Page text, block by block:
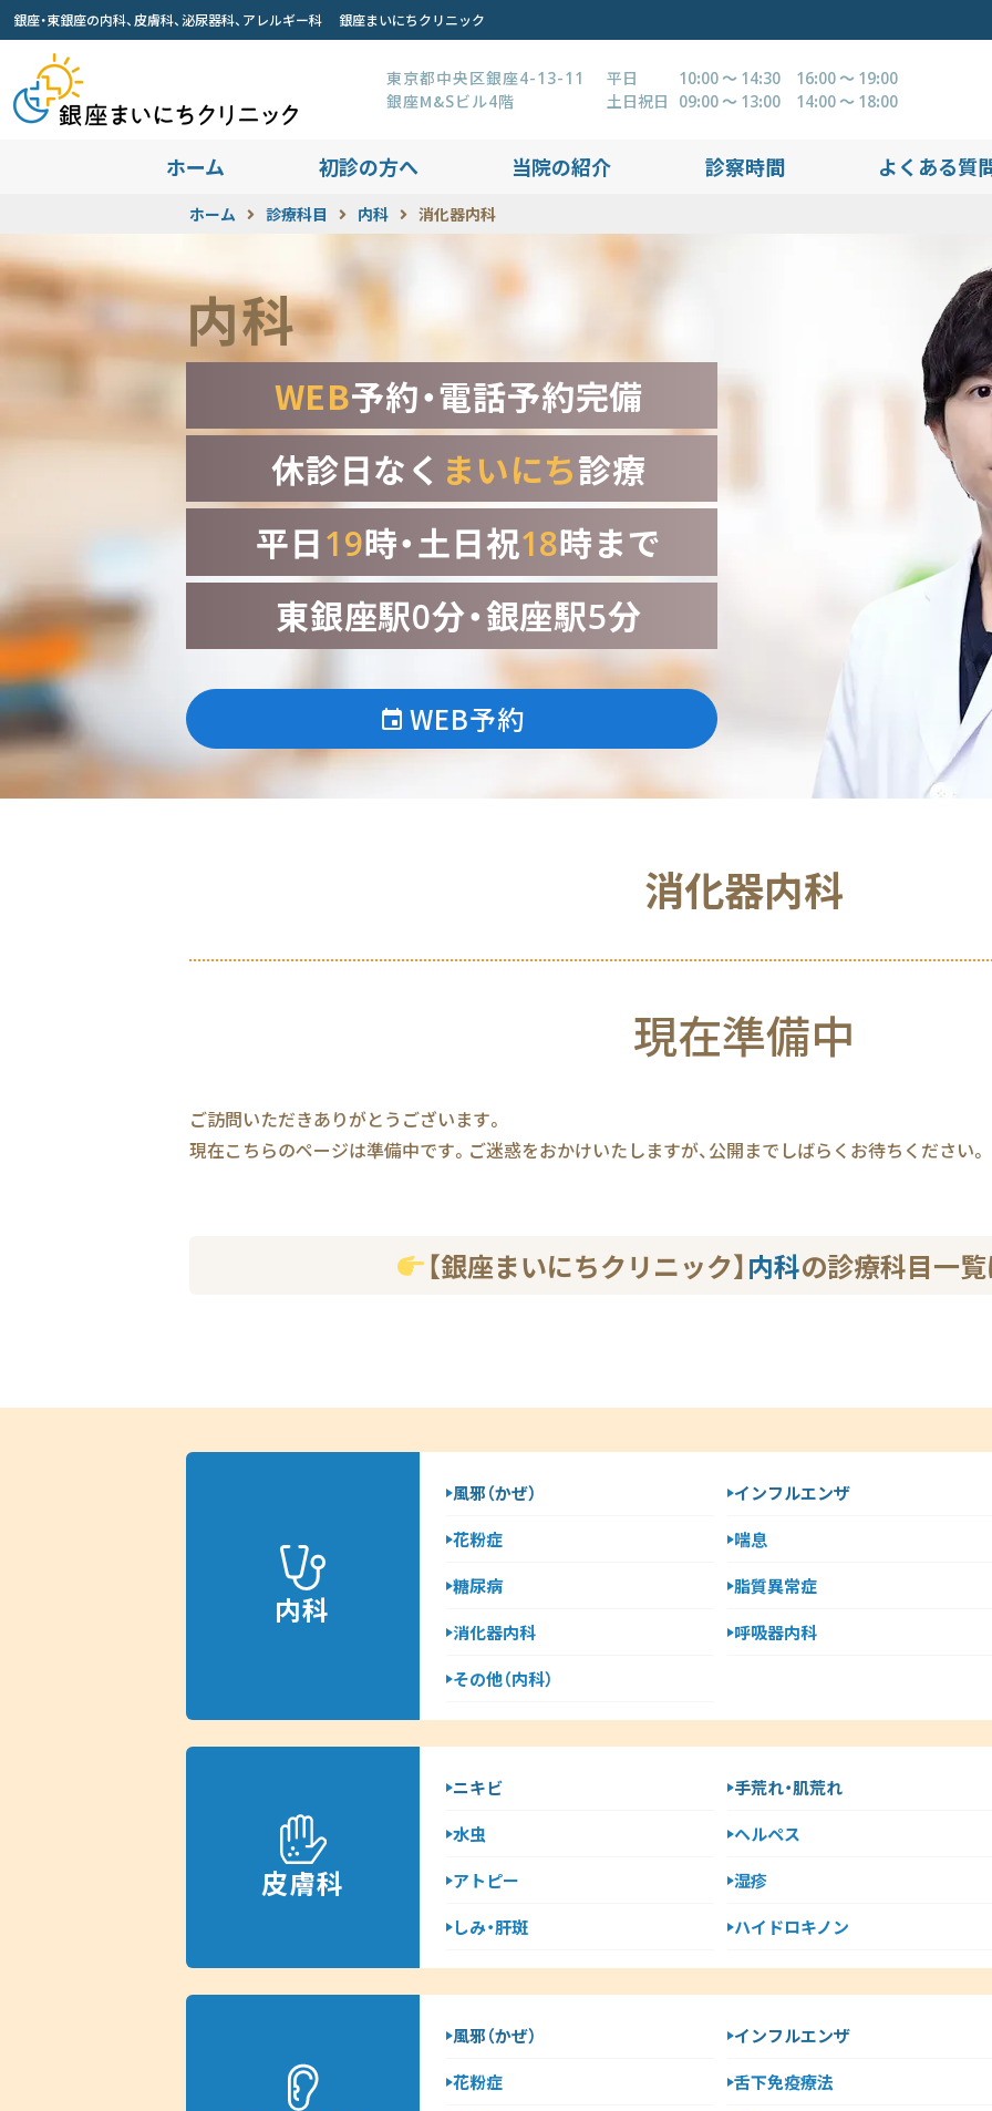
銀座・東銀座の内科、皮膚科、泌尿器科、アレルギー科 銀座まいにちクリニック
東京都中央区銀座4-13-11
銀座M&Sビル4階
平日
10:00 ～ 14:30 16:00 ～ 19:00
土日祝日 09:00 ～ 13:00 14:00 ～ 18:00
ホーム 初診の方へ 当院の紹介 診察時間 よくある質
ホーム 診療科目 内科 消化器内科
内科
WEB予約・電話予約完備
休診日なく まいにち診療
平日19時・土日祝18時まで
東銀座駅0分・銀座駅5分
WEB予約
消化器内科
現在準備中
ご訪問いただきありがとうございます。
現在こちらのページは準備中です。ご迷惑をおかけいたしますが、公開までしばらくお待ちください。
【銀座まいにちクリニック】内科の診療科目一
内科
風邪（かぜ）
インフルエンザ
花粉症
喘息
糖尿病
脂質異常症
消化器内科
呼吸器内科
その他（内科）
皮膚科
ニキビ
手荒れ・肌荒れ
水虫
ヘルペス
アトピー
湿疹
しみ・肝斑
ハイドロキノン
風邪（かぜ）
インフルエンザ
花粉症
舌下免疫療法